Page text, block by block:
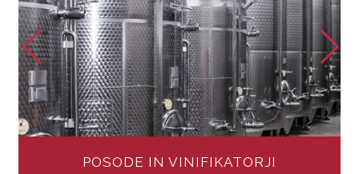
POSODE IN VINIFIKATORJI
VEČ